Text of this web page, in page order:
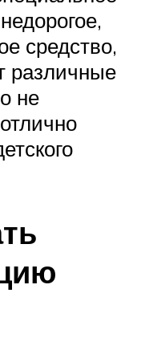
средство,
различные
не